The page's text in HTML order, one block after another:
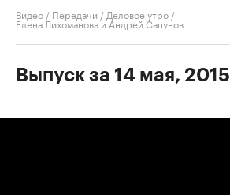
Видео / Передачи / Деловое утро /
Елена Лихоманова и Андрей Сапунов
Выпуск за 14 мая, 2015